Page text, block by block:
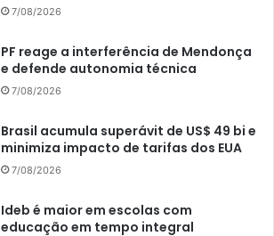
7/08/2026
PF reage a interferência de Mendonça
e defende autonomia técnica
7/08/2026
Brasil acumula superávit de US$ 49 bi e
minimiza impacto de tarifas dos EUA
7/08/2026
Ideb é maior em escolas com
educação em tempo integral